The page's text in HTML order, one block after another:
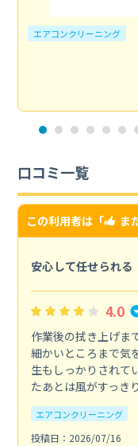
エアコンクリーニング
口コミ一覧
この利用者は「 ま
安心して任せられる
4.0
作業後の拭き上げま
細かいところまで気
生もしっかりされて
たあとは風がすっき
エアコンクリーニング
投稿日：2026/07/16